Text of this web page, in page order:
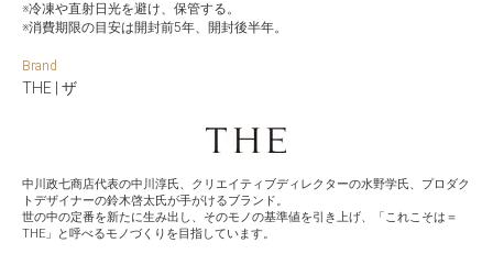
※冷凍や直射日光を避け、保管する。
※消費期限の目安は開封前5年、開封後半年。
Brand
THE | ザ
中川政七商店代表の中川淳氏、クリエイティブディレクターの水野学氏、プロダク
トデザイナーの鈴木啓太氏が手がけるブランド。
世の中の定番を新たに生み出し、そのモノの基準値を引き上げ、「これこそは＝
THE」と呼べるモノづくりを目指しています。